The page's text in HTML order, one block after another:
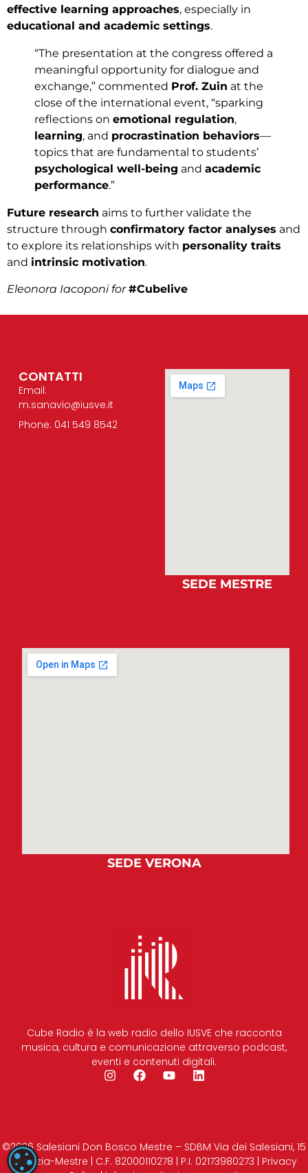
effective learning approaches, especially in
educational and academic settings.
“The presentation at the congress offered a
meaningful opportunity for dialogue and
exchange,” commented Prof. Zuin at the
close of the international event, “sparking
reflections on emotional regulation,
learning, and procrastination behaviors—
topics that are fundamental to students’
psychological well-being and academic
performance.”
Future research aims to further validate the
structure through confirmatory factor analyses and
to explore its relationships with personality traits
and intrinsic motivation.
Eleonora Iacoponi for #Cubelive
Cube Radio è la web radio dello IUSVE che racconta
musica, cultura e comunicazione attraverso podcast,
eventi e contenuti digitali.
CONTATTI
Email:
m.sanavio@iusve.it
Phone: 041 549 8542
SEDE MESTRE
SEDE VERONA
©2026 Salesiani Don Bosco Mestre – SDBM Via dei Salesiani, 15
Venezia-Mestre | C.F. 82000110278 | P.I. 02173980273 | Privacy
IMPOSTAZIONI DEI COOKIE